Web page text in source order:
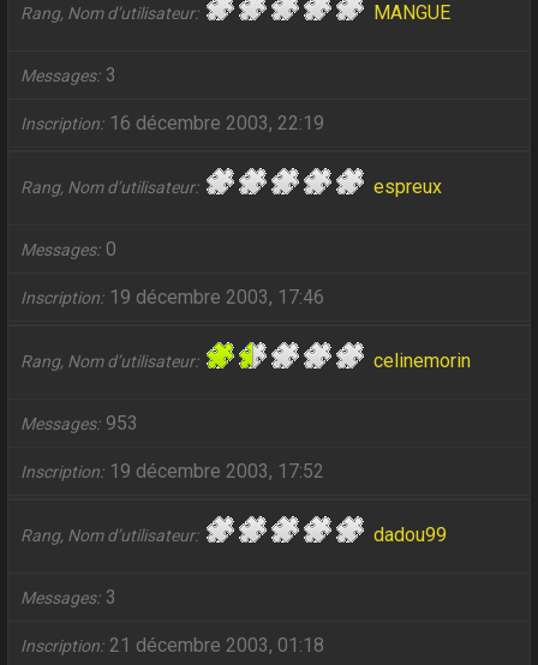
Rang, Nom d’utilisateur MANGUE
Messages 3
Inscription 16 décembre 2003, 22:19
Rang, Nom d’utilisateur espreux
Messages 0
Inscription 19 décembre 2003, 17:46
Rang, Nom d’utilisateur celinemorin
Messages 953
Inscription 19 décembre 2003, 17:52
Rang, Nom d’utilisateur dadou99
Messages 3
Inscription 21 décembre 2003, 01:18